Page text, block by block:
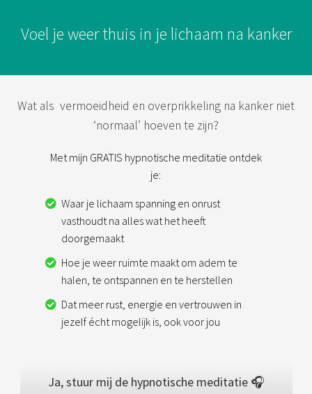
Voel je weer thuis in je lichaam na kanker
Wat als vermoeidheid en overprikkeling na kanker niet
‘normaal’ hoeven te zijn?
Met mijn GRATIS hypnotische meditatie ontdek
je:
Waar je lichaam spanning en onrust
vasthoudt na alles wat het heeft
doorgemaakt
Hoe je weer ruimte maakt om adem te
halen, te ontspannen en te herstellen
Dat meer rust, energie en vertrouwen in
jezelf écht mogelijk is, ook voor jou
Ja, stuur mij de hypnotische meditatie 🎧